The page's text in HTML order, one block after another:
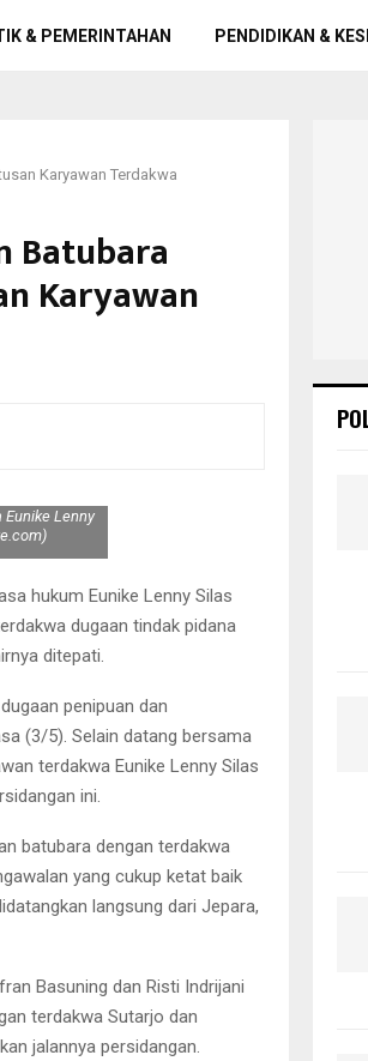
& PEMERINTAHAN PENDIDIKAN &
Karyawan Terdakwa
Batubara
Karyawan
Lenny
hukum Eunike Lenny Silas
dugaan tindak pidana
ditepati.
penipuan dan
(3/5). Selain datang bersama
terdakwa Eunike Lenny Silas
ini.
batubara dengan terdakwa
yang cukup ketat baik
langsung dari Jepara,
Basuning dan Risti Indrijani
terdakwa Sutarjo dan
jalannya persidangan.